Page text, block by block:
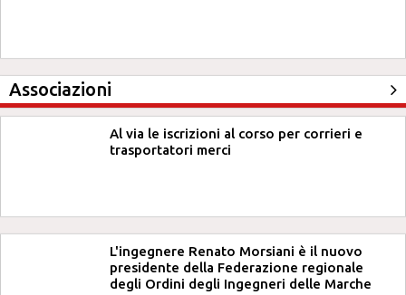
Associazioni
Al via le iscrizioni al corso per corrieri e
trasportatori merci
L'ingegnere Renato Morsiani è il nuovo
presidente della Federazione regionale
degli Ordini degli Ingegneri delle Marche